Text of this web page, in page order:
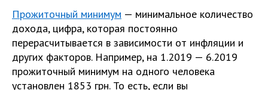
Прожиточный минимум — минимальное количество
дохода, цифра, которая постоянно
перерасчитывается в зависимости от инфляции и
других факторов. Например, на 1.2019 — 6.2019
прожиточный минимум на одного человека
установлен 1853 грн. То есть, если вы